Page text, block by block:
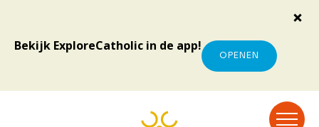
Bekijk ExploreCatholic in de app!
OPENEN